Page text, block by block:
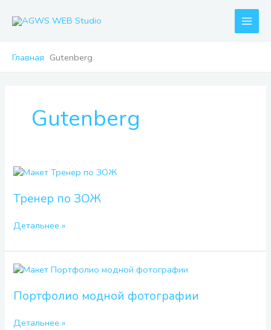
Главная Gutenberg
Gutenberg
Тренер по ЗОЖ
Тренер
ЗОЖ
Детальнее »
Портфолио модной фотографии
Портфолио
фотографии
Детальнее »